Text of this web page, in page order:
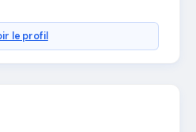
le profil